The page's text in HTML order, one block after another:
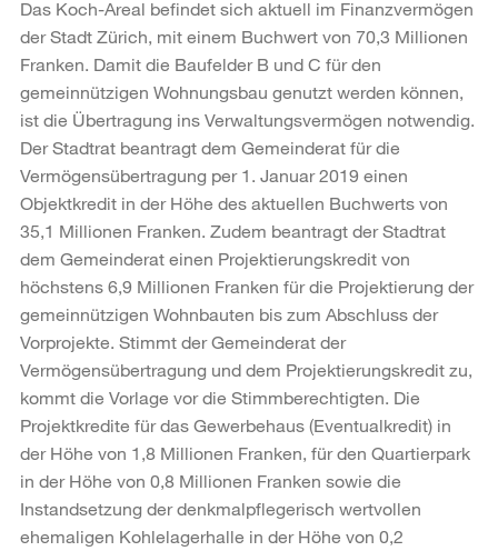
Das Koch-Areal befindet sich aktuell im Finanzvermögen
der Stadt Zürich, mit einem Buchwert von 70,3 Millionen
Franken. Damit die Baufelder B und C für den
gemeinnützigen Wohnungsbau genutzt werden können,
ist die Übertragung ins Verwaltungsvermögen notwendig.
Der Stadtrat beantragt dem Gemeinderat für die
Vermögensübertragung per 1. Januar 2019 einen
Objektkredit in der Höhe des aktuellen Buchwerts von
35,1 Millionen Franken. Zudem beantragt der Stadtrat
dem Gemeinderat einen Projektierungskredit von
höchstens 6,9 Millionen Franken für die Projektierung der
gemeinnützigen Wohnbauten bis zum Abschluss der
Vorprojekte. Stimmt der Gemeinderat der
Vermögensübertragung und dem Projektierungskredit zu,
kommt die Vorlage vor die Stimmberechtigten. Die
Projektkredite für das Gewerbehaus (Eventualkredit) in
der Höhe von 1,8 Millionen Franken, für den Quartierpark
in der Höhe von 0,8 Millionen Franken sowie die
Instandsetzung der denkmalpflegerisch wertvollen
ehemaligen Kohlelagerhalle in der Höhe von 0,2